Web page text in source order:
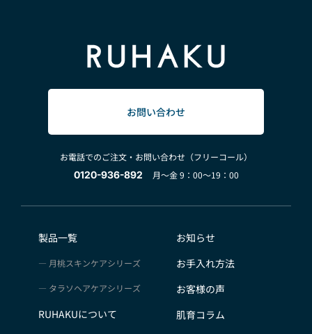
お問い合わせ
お電話でのご注文・お問い合わせ（フリーコール）
0120-936-892
月～金 9：00～19：00
製品一覧
月桃スキンケアシリーズ
タラソヘアケアシリーズ
RUHAKUについて
お知らせ
お手入れ方法
お客様の声
肌育コラム